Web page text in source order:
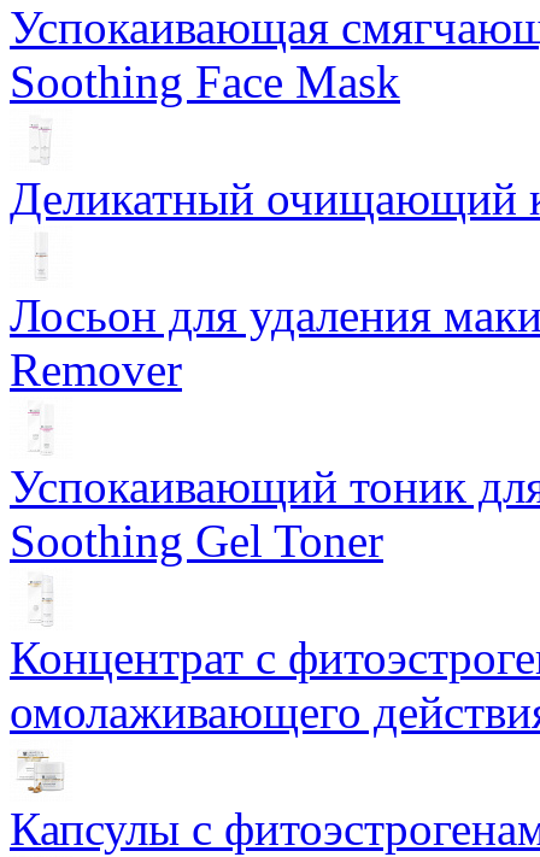
Успокаивающая
Soothing Face Mask
Деликатный очищающий
Лосьон для удаления
Remover
Успокаивающий тоник
Soothing Gel Toner
Концентрат с
омолаживающего
Капсулы с